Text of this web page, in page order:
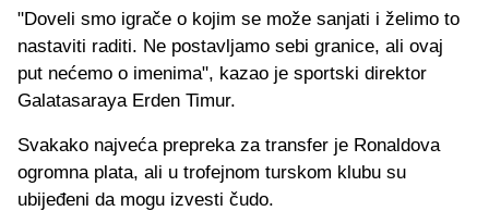
"Doveli smo igrače o kojim se može sanjati i želimo to
nastaviti raditi. Ne postavljamo sebi granice, ali ovaj
put nećemo o imenima", kazao je sportski direktor
Galatasaraya Erden Timur.
Svakako najveća prepreka za transfer je Ronaldova
ogromna plata, ali u trofejnom turskom klubu su
ubijeđeni da mogu izvesti čudo.